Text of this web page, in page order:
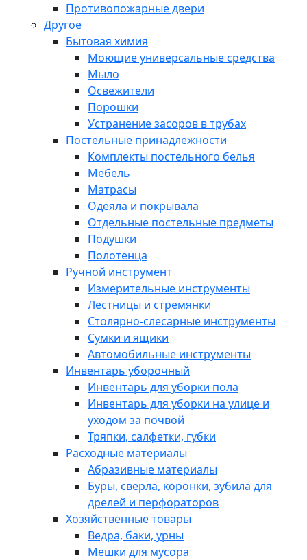
Противопожарные двери
Другое
Бытовая химия
Моющие универсальные средства
Мыло
Освежители
Порошки
Устранение засоров в трубах
Постельные принадлежности
Комплекты постельного белья
Мебель
Матрасы
Одеяла и покрывала
Отдельные постельные предметы
Подушки
Полотенца
Ручной инструмент
Измерительные инструменты
Лестницы и стремянки
Столярно-слесарные инструменты
Сумки и ящики
Автомобильные инструменты
Инвентарь уборочный
Инвентарь для уборки пола
Инвентарь для уборки на улице и
уходом за почвой
Тряпки, салфетки, губки
Расходные материалы
Абразивные материалы
Буры, сверла, коронки, зубила для
дрелей и перфораторов
Хозяйственные товары
Ведра, баки, урны
Мешки для мусора